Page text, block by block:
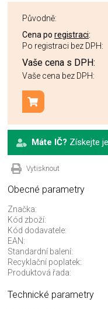
Původně:
Cena po registraci:
Po registraci bez DPH:
Vaše cena s DPH:
Vaše cena bez DPH:
Přidat do košíku
Máte IČ? Získejte
Vytisknout
Obecné parametry
Značka:
Kód zboží:
Kód dodavatele:
EAN:
Standardní balení:
Recyklační poplatek:
Produktová řada:
Technické parametry